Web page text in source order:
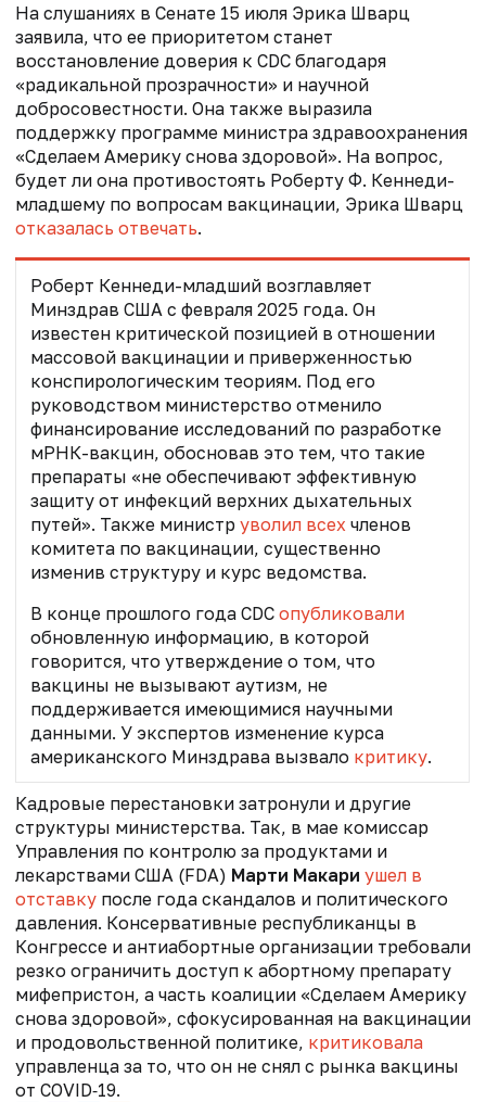
На слушаниях в Сенате 15 июля Эрика Шварц
заявила, что ее приоритетом станет
восстановление доверия к CDC благодаря
«радикальной прозрачности» и научной
добросовестности. Она также выразила
поддержку программе министра здравоохранения
«Сделаем Америку снова здоровой». На вопрос,
будет ли она противостоять Роберту Ф. Кеннеди-
младшему по вопросам вакцинации, Эрика Шварц
отказалась отвечать.
Роберт Кеннеди-младший возглавляет
Минздрав США с февраля 2025 года. Он
известен критической позицией в отношении
массовой вакцинации и приверженностью
конспирологическим теориям. Под его
руководством министерство отменило
финансирование исследований по разработке
мРНК-вакцин, обосновав это тем, что такие
препараты «не обеспечивают эффективную
защиту от инфекций верхних дыхательных
путей». Также министр уволил всех членов
комитета по вакцинации, существенно
изменив структуру и курс ведомства.
В конце прошлого года CDC опубликовали
обновленную информацию, в которой
говорится, что утверждение о том, что
вакцины не вызывают аутизм, не
поддерживается имеющимися научными
данными. У экспертов изменение курса
американского Минздрава вызвало критику.
Кадровые перестановки затронули и другие
структуры министерства. Так, в мае комиссар
Управления по контролю за продуктами и
лекарствами США (FDA) Марти Макари ушел в
отставку после года скандалов и политического
давления. Консервативные республиканцы в
Конгрессе и антиабортные организации требовали
резко ограничить доступ к абортному препарату
мифепристон, а часть коалиции «Сделаем Америку
снова здоровой», сфокусированная на вакцинации
и продовольственной политике, критиковала
управленца за то, что он не снял с рынка вакцины
от COVID‑19.